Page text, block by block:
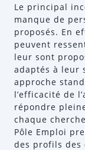
Le principal
manque de
proposés. En
peuvent
leur sont
adaptés à leur
approche
l’efficacité de
répondre
chaque
Pôle Emploi
des profils des